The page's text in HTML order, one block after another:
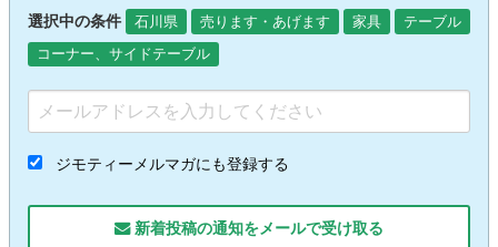
選択中の条件 石川県 売ります・あげます 家具
テーブル
コーナー、サイドテーブル
ジモティーメルマガにも登録する
新着投稿の通知をメールで受け取る